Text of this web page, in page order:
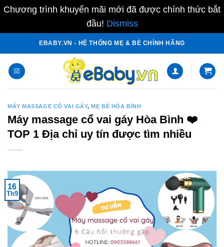
Chương trình khuyến mãi mới đã được chính thức bắt
đầu! Dismiss
content
EBABY.VN - HỆ THỐNG MẸ & BÉ CHÍNH HÃNG
MÁY MASSAGE CỔ VAI GÁY,MẸ BÉ HÒA BÌNH
Máy massage cổ vai gáy Hòa Bình ❤️️
TOP 1 Địa chỉ uy tín được tìm nhiều
16
Th9